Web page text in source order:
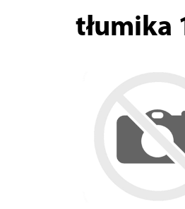
tłumika